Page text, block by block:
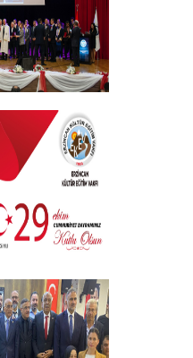
Sanat ve Spor
Yapıldı
BAYRAMI